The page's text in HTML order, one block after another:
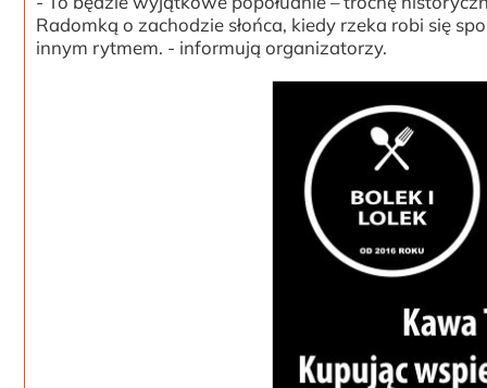
Radomką o zachodzie słońca, kiedy rzeka robi się
innym rytmem. - informują organizatorzy.